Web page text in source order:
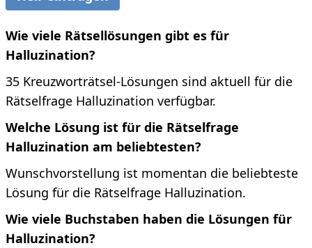
Wie viele Rätsellösungen gibt es für
Halluzination?
35 Kreuzworträtsel-Lösungen sind aktuell für die
Rätselfrage Halluzination verfügbar.
Welche Lösung ist für die Rätselfrage
Halluzination am beliebtesten?
Wunschvorstellung ist momentan die beliebteste
Lösung für die Rätselfrage Halluzination.
Wie viele Buchstaben haben die Lösungen für
Halluzination?